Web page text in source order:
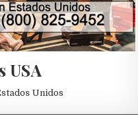
USA
Unidos